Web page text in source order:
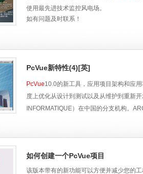
使用最先进技术监控风电场。
如有问题及时联系！
PcVue新特性(4)[英]
PcVue10.0的新工具，应用项目架构和应
度上优化从设计到测试以及从维护到重新
INFORMATIQUE）在中国的分支机构。
如何创建一个PcVue项目
该版本带有的新功能可以方便并减少您的